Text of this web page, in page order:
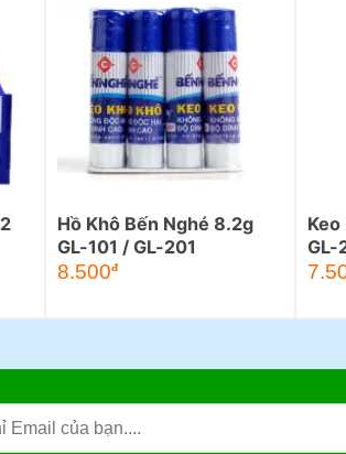
Hồ Khô Bến Nghé 8.2g
GL-101 / GL-201
8.500đ
Keo
GL-